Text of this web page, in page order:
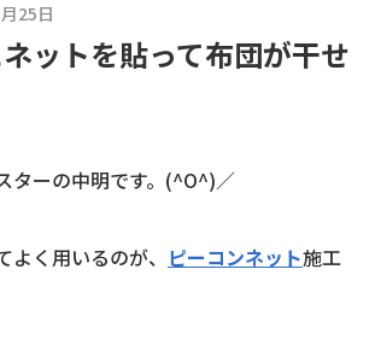
25日
ットを貼って布団が干せ
ターの中明です。(^O^)／
く用いるのが、 ピーコンネット施工